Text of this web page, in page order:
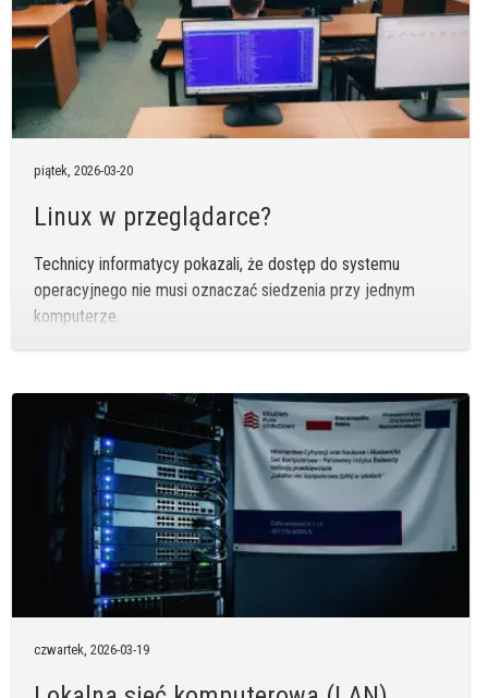
piątek,2026-03-20
Linux w przeglądarce?
Technicy informatycy pokazali, że dostęp do systemu
operacyjnego nie musi oznaczać siedzenia przy jednym
komputerze.
czwartek,2026-03-19